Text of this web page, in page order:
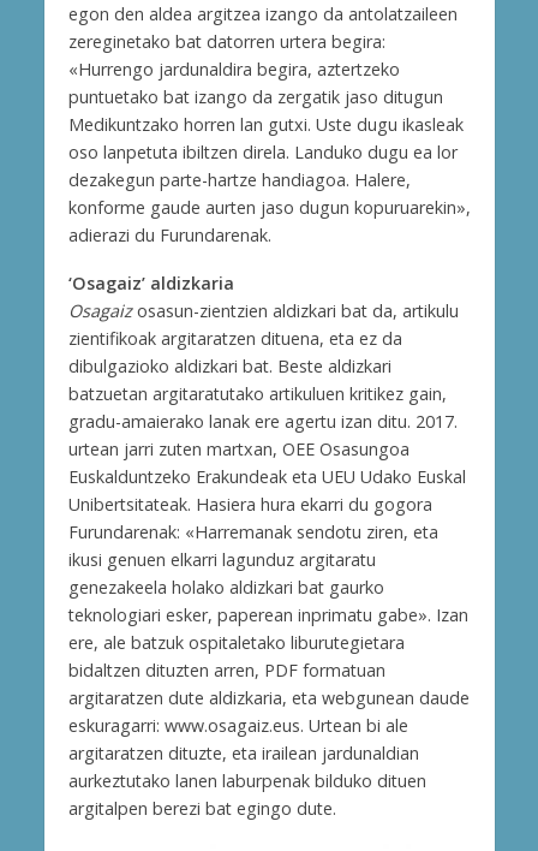
egon den aldea argitzea izango da antolatzaileen
zereginetako bat datorren urtera begira:
«Hurrengo jardunaldira begira, aztertzeko
puntuetako bat izango da zergatik jaso ditugun
Medikuntzako horren lan gutxi. Uste dugu ikasleak
oso lanpetuta ibiltzen direla. Landuko dugu ea lor
dezakegun parte-hartze handiagoa. Halere,
konforme gaude aurten jaso dugun kopuruarekin»,
adierazi du Furundarenak.
‘Osagaiz’ aldizkaria
Osagaizosasun-zientzien aldizkari bat da, artikulu
zientifikoak argitaratzen dituena, eta ez da
dibulgazioko aldizkari bat. Beste aldizkari
batzuetan argitaratutako artikuluen kritikez gain,
gradu-amaierako lanak ere agertu izan ditu. 2017.
urtean jarri zuten martxan, OEE Osasungoa
Euskalduntzeko Erakundeak eta UEU Udako Euskal
Unibertsitateak. Hasiera hura ekarri du gogora
Furundarenak: «Harremanak sendotu ziren, eta
ikusi genuen elkarri lagunduz argitaratu
genezakeela holako aldizkari bat gaurko
teknologiari esker, paperean inprimatu gabe». Izan
ere, ale batzuk ospitaletako liburutegietara
bidaltzen dituzten arren, PDF formatuan
argitaratzen dute aldizkaria, eta webgunean daude
eskuragarri: www.osagaiz.eus. Urtean bi ale
argitaratzen dituzte, eta irailean jardunaldian
aurkeztutako lanen laburpenak bilduko dituen
argitalpen berezi bat egingo dute.